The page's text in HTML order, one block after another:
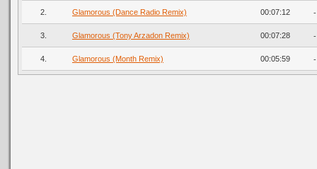
2. Glamorous (Dance Radio Remix) 00:07:12 -
3. Glamorous (Tony Arzadon Remix) 00:07:28 -
4. Glamorous (Month Remix) 00:05:59 -